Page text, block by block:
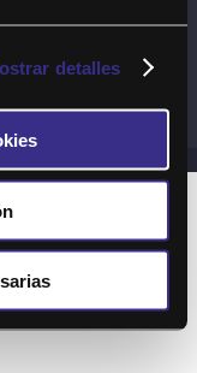
detalles
del Servicio